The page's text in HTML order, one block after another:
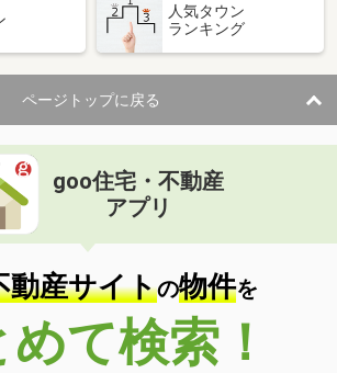
人気タウン
ランキング
ページトップに戻る
goo住宅・不動産
アプリ
動産サイトの物件を
めて検索！